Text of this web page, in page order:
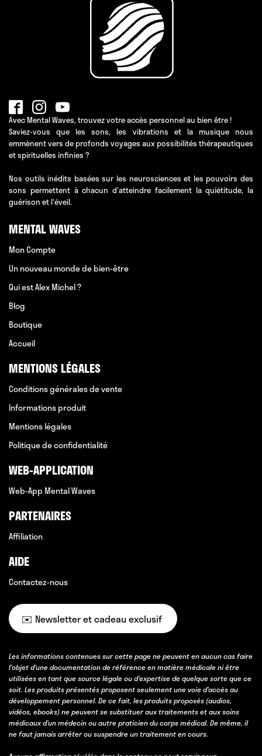
Avec Mental Waves, trouvez votre accès personnel au bien être !
Saviez-vous que les sons, les vibrations et la musique nous
emmènent vers de profonds voyages aux possibilités thérapeutiques
et spirituelles infinies ?
Nos outils inédits basées sur les neurosciences et les pouvoirs des
sons permettent à chacun d'atteindre facilement la quiétitude, la
guérison et l'éveil.
MENTAL WAVES
Mon Compte
Un nouveau monde de bien-être
Qui est Alex Michel ?
Blog
Boutique
Accueil
MENTIONS LÉGALES
Conditions générales de vente
Informations produit
Mentions légales
Politique de confidentialité
WEB-APPLICATION
Web-App Mental Waves
PARTENAIRES
Affiliation
AIDE
Contactez-nous
✉️ Newsletter et cadeau exclusif
Les informations contenues sur cette page ne peuvent en aucun cas faire
l’objet d’une documentation de référence en matière médicale ni être
utilisées en tant que source légale ou d’expertise de quelque sorte que ce
soit. Les produits présentés proposent seulement une voie d’accès au
développement personnel. De ce fait, les produits proposés (audios,
vidéos, ebooks) ne peuvent se substituer aux traitements et aux soins
médicaux d’un médecin ou autre praticien du corps médical. De même, il
ne faut jamais arrêter ou suspendre un traitement en cours.